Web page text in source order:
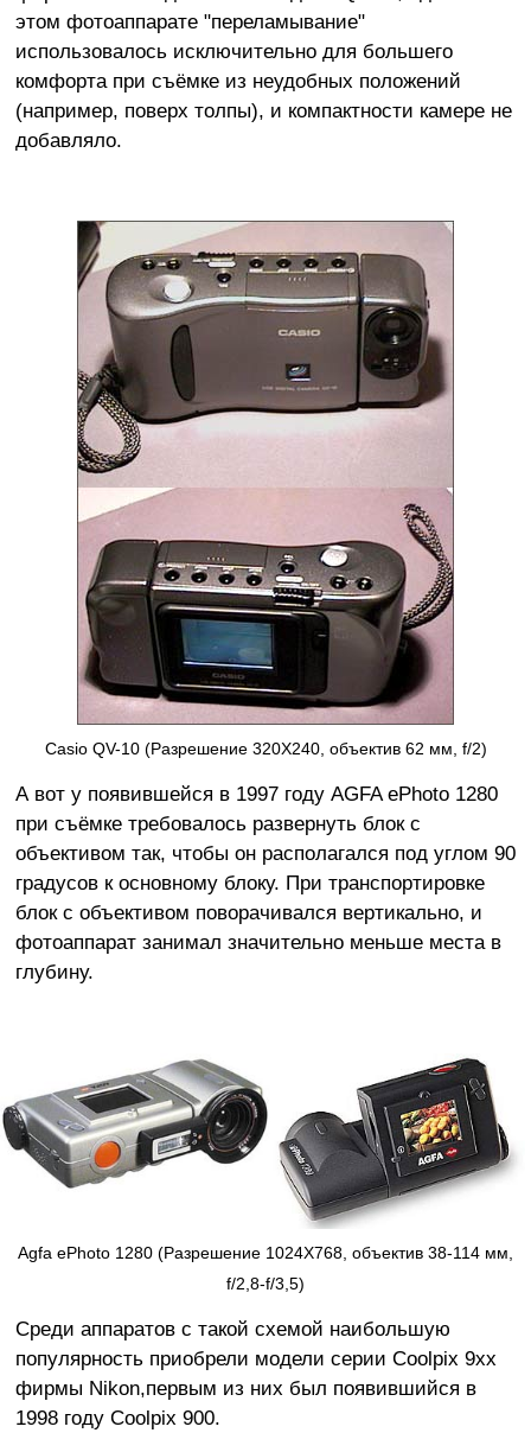
этом фотоаппарате "переламывание"
использовалось исключительно для большего
комфорта при съёмке из неудобных положений
(например, поверх толпы), и компактности камере не
добавляло.
Casio QV-10 (Разрешение 320X240, объектив 62 мм, f/2)
А вот у появившейся в 1997 году AGFA ePhoto 1280
при съёмке требовалось развернуть блок с
объективом так, чтобы он располагался под углом 90
градусов к основному блоку. При транспортировке
блок с объективом поворачивался вертикально, и
фотоаппарат занимал значительно меньше места в
глубину.
Agfa ePhoto 1280 (Разрешение 1024X768, объектив 38-114 мм,
f/2,8-f/3,5)
Среди аппаратов с такой схемой наибольшую
популярность приобрели модели серии Coolpix 9xx
фирмы Nikon,первым из них был появившийся в
1998 году Coolpix 900.